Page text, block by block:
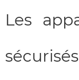
Les